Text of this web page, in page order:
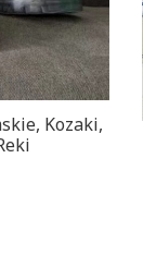
Kozaki,